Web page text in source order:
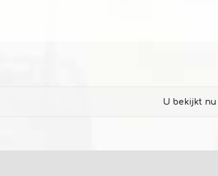
U bekijkt nu